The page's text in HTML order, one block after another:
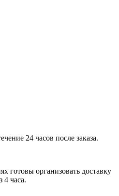
24 часов после заказа.
готовы организовать доставку
4 часа.